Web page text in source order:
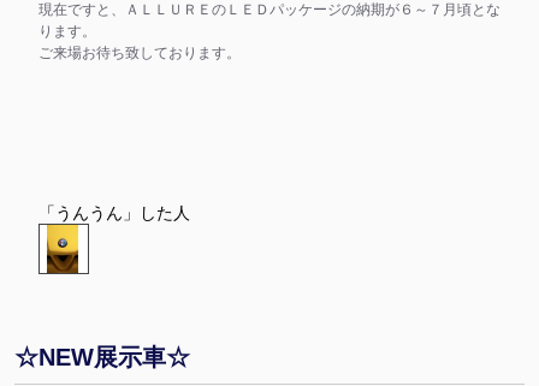
現在ですと、ＡＬＬＵＲＥのＬＥＤパッケージの納期が６～７月頃とな
ります。
ご来場お待ち致しております。
「うんうん」した人
☆NEW展示車☆